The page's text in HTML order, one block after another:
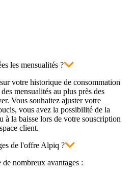
les mensualités ?
votre historique de consommation
mensualités au plus près des
Vous souhaitez ajuster votre
vous avez la possibilité de la
à la baisse lors de votre souscription
client.
de l'offre Alpiq ?
nombreux avantages :